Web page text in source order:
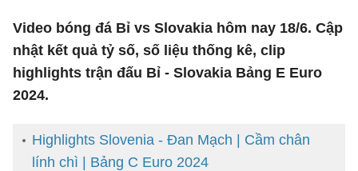
Video bóng đá Bỉ vs Slovakia hôm nay 18/6. Cập
nhật kết quả tỷ số, số liệu thống kê, clip
highlights trận đấu Bỉ - Slovakia Bảng E Euro
2024.
Highlights Slovenia - Đan Mạch | Cầm chân
lính chì | Bảng C Euro 2024